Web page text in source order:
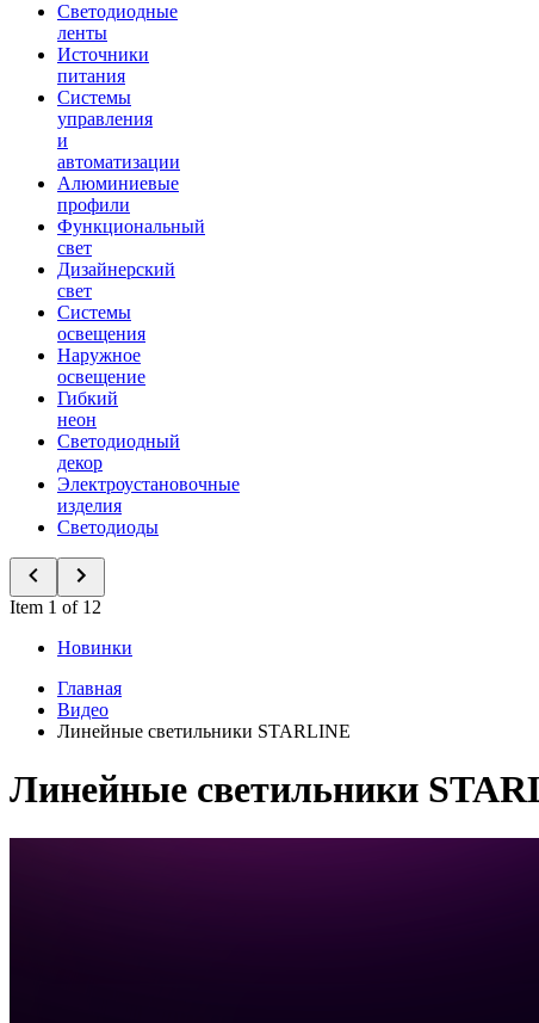
Светодиодные
ленты
Источники
питания
Системы
управления
и
автоматизации
Алюминиевые
профили
Функциональный
свет
Дизайнерский
свет
Системы
освещения
Наружное
освещение
Гибкий
неон
Светодиодный
декор
Электроустановочные
изделия
Светодиоды
Item 1 of 12
Новинки
Главная
Видео
Линейные светильники STARLINE
Линейные светильники